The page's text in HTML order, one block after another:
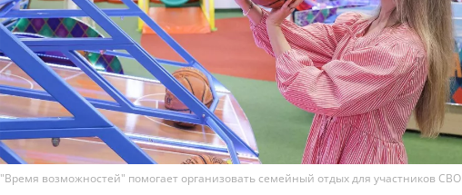
"Время возможностей" помогает организовать семейный отдых для участников СВО